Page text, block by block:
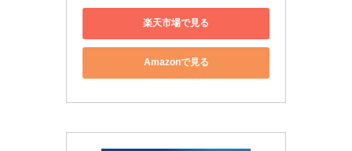
楽天市場で見る
Amazonで見る